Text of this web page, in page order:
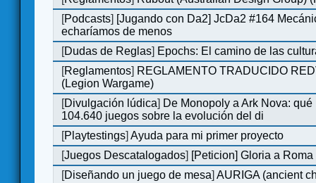
[Podcasts] [Jugando con Da2] JcDa2 #164
echaríamos de menos
[Dudas de Reglas] Epochs: El camino de las
[Reglamentos] REGLAMENTO TRADUCIDO
(Legion Wargame)
[Divulgación lúdica] De Monopoly a Ark Nova:
104.640 juegos sobre la evolución del di
[Playtestings]Ayuda para mi primer proyecto
[Juegos Descatalogados] [Peticion] Gloria a Roma
[Diseñando un juego de mesa]AURIGA (ancient